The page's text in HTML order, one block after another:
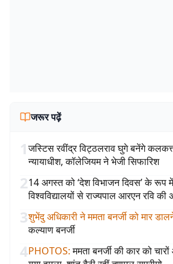
जरूर पढ़ें
1जस्टिस रवींद्र विट्ठलराव घुगे बनेंगे
न्यायाधीश, कॉलेजियम ने भेजी सिफारिश
214 अगस्त को ‘देश विभाजन दिवस’ के रूप
विश्वविद्यालयों से राज्यपाल आरएन रवि की
3शुभेंदु अधिकारी ने ममता बनर्जी को मार
कल्याण बनर्जी
4PHOTOS: ममता बनर्जी की कार को